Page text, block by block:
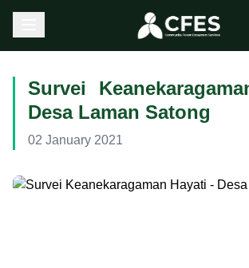
Survei
Desa Laman Satong
02 January 2021